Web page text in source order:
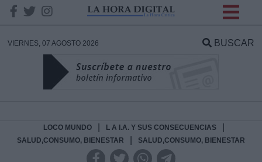
VIERNES, 07 AGOSTO 2026 BUSCAR
LOCO MUNDO L A I.A. Y SUS CONSECUENCIAS
SALUD,CONSUMO, BIENESTAR SALUD,CONSUMO, BIENESTAR
DATOS
Responsable: